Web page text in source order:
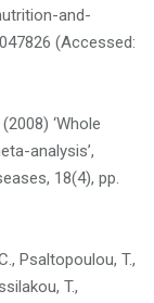
and-
(Accessed:
‘Whole
analysis’,
18(4), pp.
Psaltopoulou, T.,
T.,